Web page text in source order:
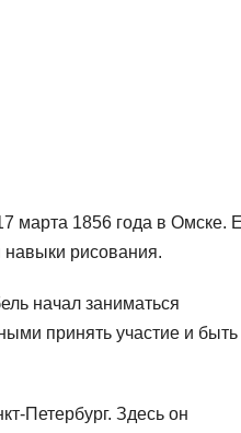
марта 1856 года в Омске.
навыки рисования.
начал заниматься
принять участие и быть
Петербург. Здесь он